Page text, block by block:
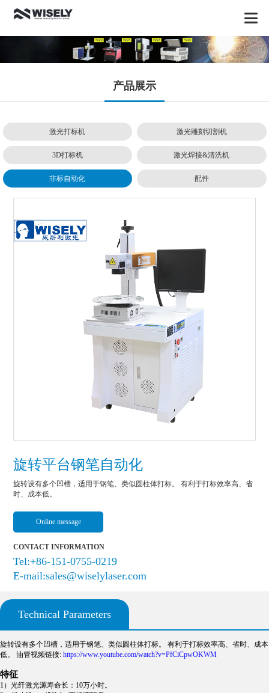
产品展示
激光打标机 激光雕刻切割机
3D打标机 激光焊接&清洗机
非标自动化 配件
旋转平台钢笔自动化
旋转设有多个凹槽，适用于钢笔、类似圆柱体打标。 有利于打标效率高、省
时、成本低。
Online message
CONTACT INFORMATION
Tel:+86-151-0755-0219
E-mail:sales@wiselylaser.com
Technical Parameters
旋转设有多个凹槽，适用于钢笔、类似圆柱体打标。 有利于打标效率高、省时、成本
低。 油管视频链接: https://www.youtube.com/watch?v=PfCiCpwOKWM
特征
1）光纤激光源寿命长：10万小时。